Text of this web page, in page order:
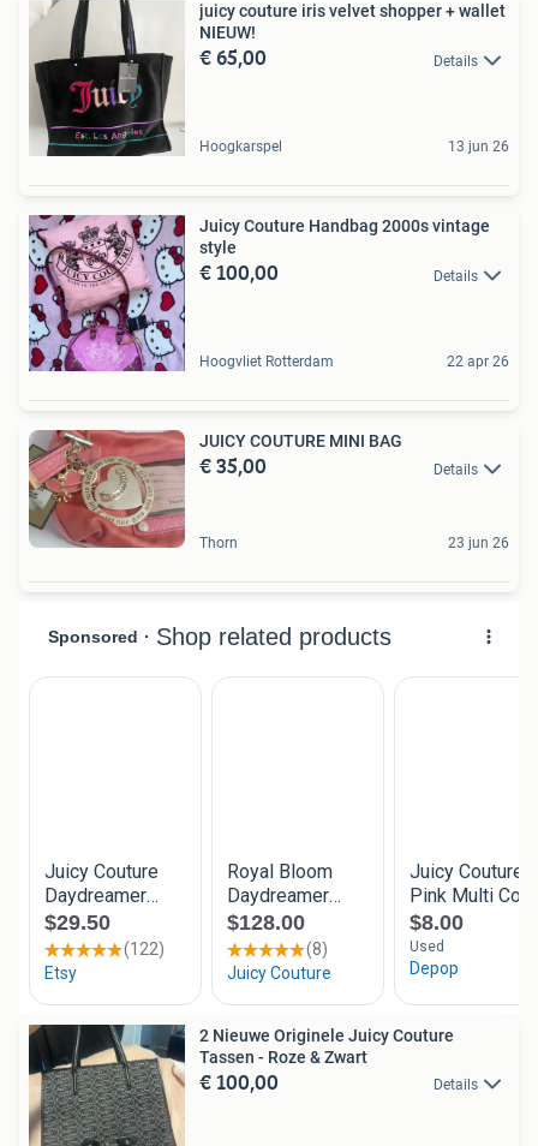
juicy couture iris velvet shopper + wallet
NIEUW!
€ 65,00 Details
Hoogkarspel 13 jun 26
Juicy Couture Handbag 2000s vintage
style
€ 100,00 Details
Hoogvliet Rotterdam 22 apr 26
JUICY COUTURE MINI BAG
€ 35,00 Details
Thorn 23 jun 26
2 Nieuwe Originele Juicy Couture
Tassen - Roze & Zwart
€ 100,00 Details